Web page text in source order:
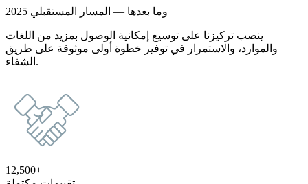
2025 وما بعدها — المسار المستقبلي
ينصب تركيزنا على توسيع إمكانية الوصول بمزيد من اللغات
والموارد، والاستمرار في توفير خطوة أولى موثوقة على طريق
الشفاء.
12,500+